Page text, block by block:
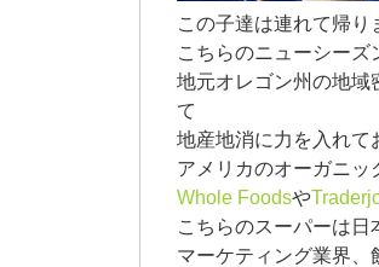
この子達は連れて帰り
こちらのニューシー
地元オレゴン州の地域
て
地産地消に力を入れて
アメリカのオーガニ
Whole Foodsや
こちらのスーパーは
マーケティング業界